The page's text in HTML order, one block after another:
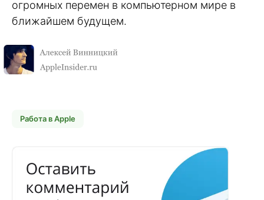
огромных перемен в компьютерном мире в
ближайшем будущем.
Работа в Apple